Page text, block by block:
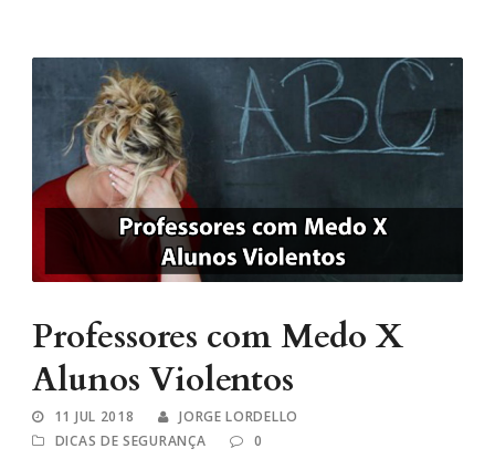
Professores com Medo X
Alunos Violentos
11 JUL 2018
JORGE LORDELLO
DICAS DE SEGURANÇA
0